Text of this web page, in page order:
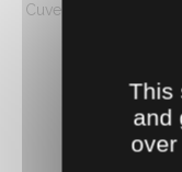
Cuve inox 66 litres, à
This
and